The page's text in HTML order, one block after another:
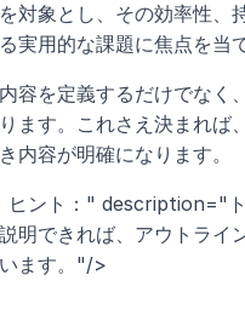
対象とし、その効率性、
実用的な課題に焦点を当
容を定義するだけでなく
ます。これさえ決まれば
内容が明確になります。
ント：" description="
明できれば、アウトライ
ます。"/>